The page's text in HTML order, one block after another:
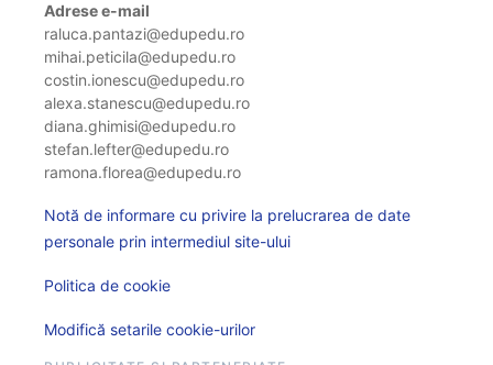
Adrese e-mail
raluca.pantazi@edupedu.ro
mihai.peticila@edupedu.ro
costin.ionescu@edupedu.ro
alexa.stanescu@edupedu.ro
diana.ghimisi@edupedu.ro
stefan.lefter@edupedu.ro
ramona.florea@edupedu.ro
Notă de informare cu privire la prelucrarea de date
personale prin intermediul site-ului
Politica de cookie
Modifică setarile cookie-urilor